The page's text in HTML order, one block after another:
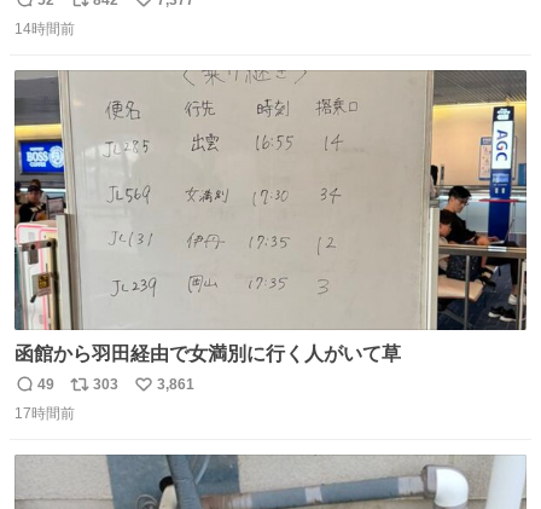
ます。写真は、京都府警察の特別自動車警ら部隊が、上益
す。 #令和８年熊本地震 #京都府警察
返
信
リ
ポ
ト
数
い
14時間前
函館から羽田経由で女満別に行く人がいて草
返
信
49
リ
ポ
数
303
い
3,861
17時間前